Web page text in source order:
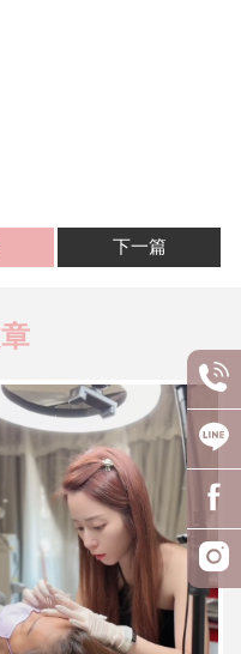
下一篇